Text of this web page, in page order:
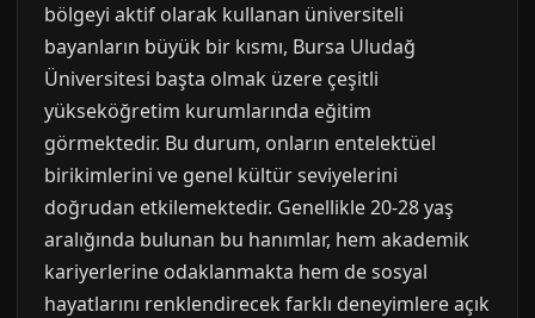
bölgeyi aktif olarak kullanan üniversiteli
bayanların büyük bir kısmı, Bursa Uludağ
Üniversitesi başta olmak üzere çeşitli
yükseköğretim kurumlarında eğitim
görmektedir. Bu durum, onların entelektüel
birikimlerini ve genel kültür seviyelerini
doğrudan etkilemektedir. Genellikle 20-28 yaş
aralığında bulunan bu hanımlar, hem akademik
kariyerlerine odaklanmakta hem de sosyal
hayatlarını renklendirecek farklı deneyimlere açık